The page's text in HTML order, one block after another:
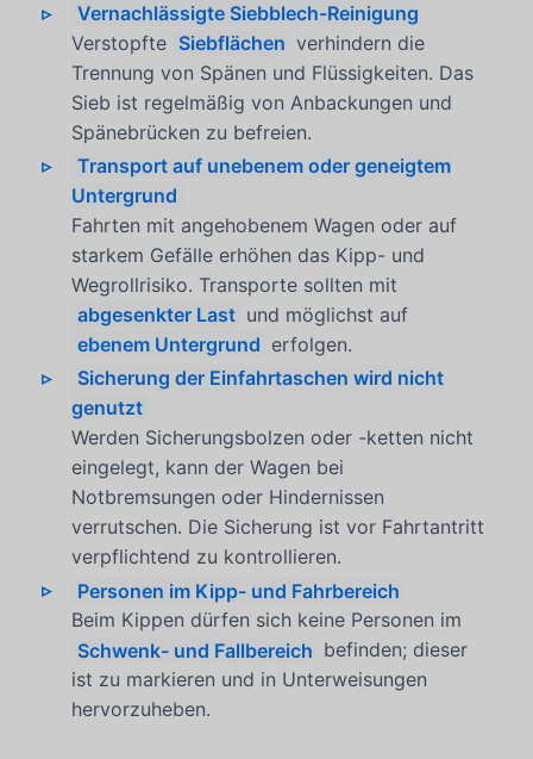
Vernachlässigte Siebblech-Reinigung
Verstopfte Siebflächen verhindern die
Trennung von Spänen und Flüssigkeiten. Das
Sieb ist regelmäßig von Anbackungen und
Spänebrücken zu befreien.
Transport auf unebenem oder geneigtem
Untergrund
Fahrten mit angehobenem Wagen oder auf
starkem Gefälle erhöhen das Kipp- und
Wegrollrisiko. Transporte sollten mit
abgesenkter Last und möglichst auf
ebenem Untergrund erfolgen.
Sicherung der Einfahrtaschen wird nicht
genutzt
Werden Sicherungsbolzen oder -ketten nicht
eingelegt, kann der Wagen bei
Notbremsungen oder Hindernissen
verrutschen. Die Sicherung ist vor Fahrtantritt
verpflichtend zu kontrollieren.
Personen im Kipp- und Fahrbereich
Beim Kippen dürfen sich keine Personen im
Schwenk- und Fallbereich befinden; dieser
ist zu markieren und in Unterweisungen
hervorzuheben.